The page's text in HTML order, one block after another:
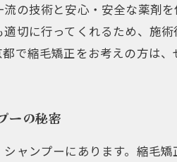
の技術と安心・安全な薬剤
切に行ってくれるため、施
で縮毛矯正をお考えの方は
ーの秘密
ャンプーにあります。縮毛